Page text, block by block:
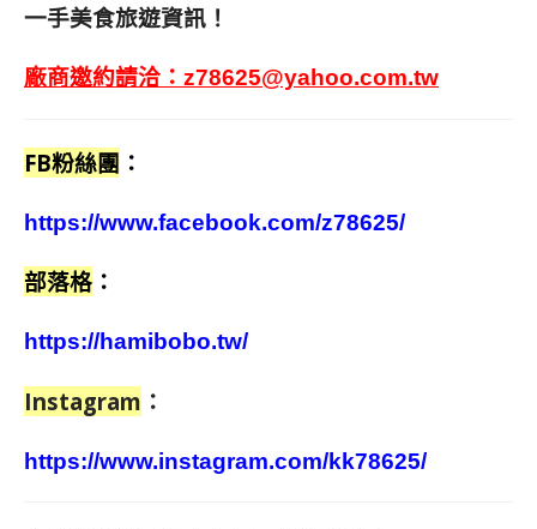
一手美食旅遊資訊！
廠商邀約請洽： z78625@yahoo.com.tw
FB粉絲團 ：
https://www.facebook.com/z78625/
部落格 ：
https://hamibobo.tw/
Instagram ：
https://www.instagram.com/kk78625/